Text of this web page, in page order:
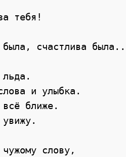
тебя!
была, счастлива была..
льда.
и улыбка.
ближе.
слову,